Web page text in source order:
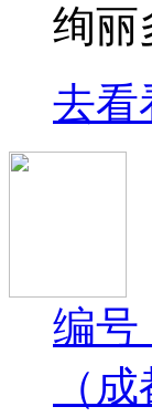
绚丽
去看
编号
（